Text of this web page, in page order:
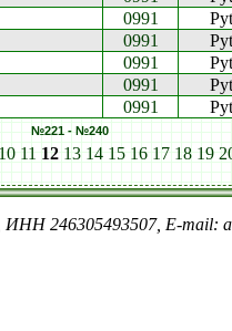
0991
0991
0991
0991
0991
№221 - №240
11 12 13 14 15 16 17 18 19
ИНН 246305493507, E-mail: